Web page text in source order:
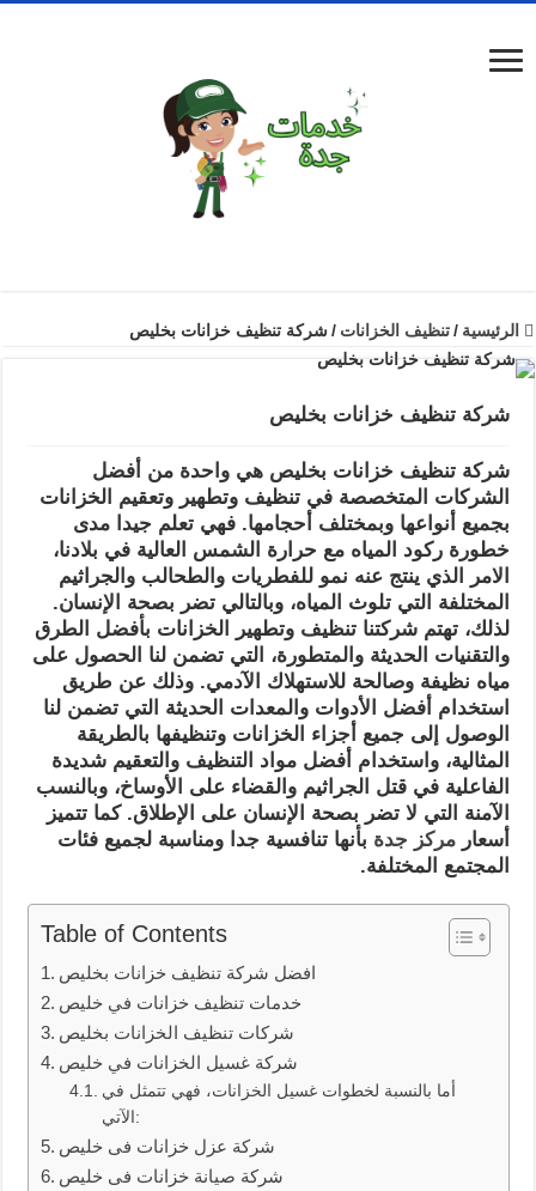
الرئيسية / تنظيف الخزانات / شركة تنظيف خزانات بخليص
شركة تنظيف خزانات بخليص
شركة تنظيف خزانات بخليص هي واحدة من أفضل
الشركات المتخصصة في تنظيف وتطهير وتعقيم الخزانات
بجميع أنواعها وبمختلف أحجامها. فهي تعلم جيدا مدى
خطورة ركود المياه مع حرارة الشمس العالية في بلادنا،
الامر الذي ينتج عنه نمو للفطريات والطحالب والجراثيم
المختلفة التي تلوث المياه، وبالتالي تضر بصحة الإنسان.
لذلك، تهتم شركتنا تنظيف وتطهير الخزانات بأفضل الطرق
والتقنيات الحديثة والمتطورة، التي تضمن لنا الحصول على
مياه نظيفة وصالحة للاستهلاك الآدمي. وذلك عن طريق
استخدام أفضل الأدوات والمعدات الحديثة التي تضمن لنا
الوصول إلى جميع أجزاء الخزانات وتنظيفها بالطريقة
المثالية، واستخدام أفضل مواد التنظيف والتعقيم شديدة
الفاعلية في قتل الجراثيم والقضاء على الأوساخ، وبالنسب
الآمنة التي لا تضر بصحة الإنسان على الإطلاق. كما تتميز
أسعارمركز جدة بأنها تنافسية جدا ومناسبة لجميع فئات
المجتمع المختلفة.
Table of Contents
افضل شركة تنظيف خزانات بخليص
خدمات تنظيف خزانات في خليص
شركات تنظيف الخزانات بخليص
شركة غسيل الخزانات في خليص
أما بالنسبة لخطوات غسيل الخزانات، فهي تتمثل في
الآتي:
شركة عزل خزانات فى خليص
شركة صيانة خزانات فى خليص